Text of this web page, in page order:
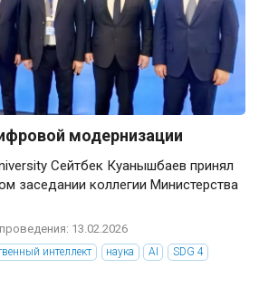
модернизации ⠀
Сейтбек Куанышбаев принял
заседании коллегии Министерства
13.02.2026
интеллект наука AI
SDG 4